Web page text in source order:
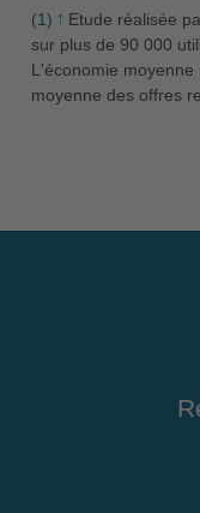
(1) Etude réalisée
sur plus de 90 000
L'économie
moyenne des offres